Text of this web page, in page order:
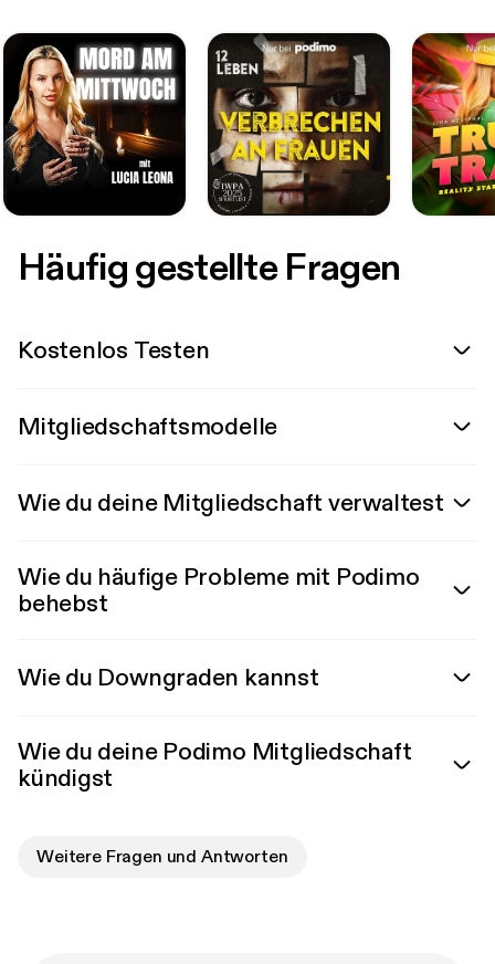
Häufig gestellte Fragen
Kostenlos Testen
Mitgliedschaftsmodelle
Wie du deine Mitgliedschaft verwaltest
Wie du häufige Probleme mit Podimo
behebst
Wie du Downgraden kannst
Wie du deine Podimo Mitgliedschaft
kündigst
Weitere Fragen und Antworten